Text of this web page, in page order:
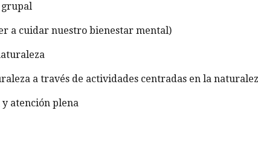
grupal
a cuidar nuestro bienestar mental)
a través de actividades centradas en la
atención plena